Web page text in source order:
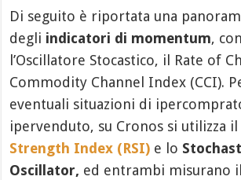
Di seguito è riportata una
degli indicatori di momentum,
l’Oscillatore Stocastico, il Rate of
Commodity Channel Index (CCI).
eventuali situazioni di
ipervenduto, su Cronos si utilizza il
Strength Index (RSI) e lo
Oscillator, ed entrambi misurano